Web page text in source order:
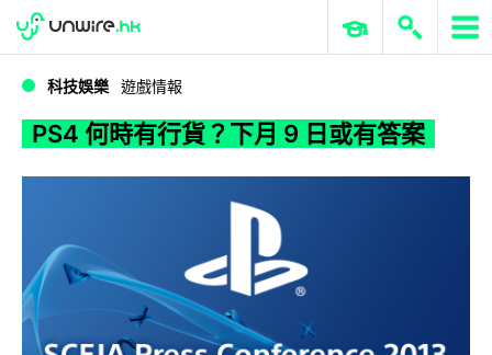
PS4 何時有行貨？下月 9 日或有答案
WWDC 2026 ERP 與商業 AI
科技娛樂 遊戲情報
PS4 何時有行貨？下月 9 日或有答案